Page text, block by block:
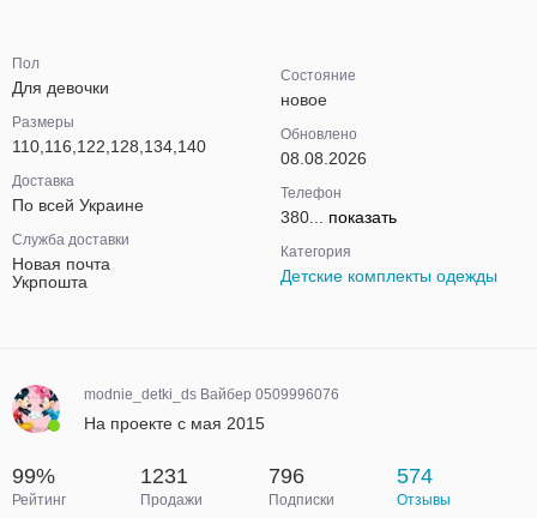
Пол
Для девочки
Размеры
110,116,122,128,134,140
Доставка
По всей Украине
Служба доставки
Новая почта
Укрпошта
Состояние
новое
Обновлено
08.08.2026
Телефон
380... показать
Категория
Детские комплекты одежды
modnie_detki_ds Вайбер 0509996076
На проекте с мая 2015
99%
Рейтинг
1231
Продажи
796
Подписки
574
Отзывы